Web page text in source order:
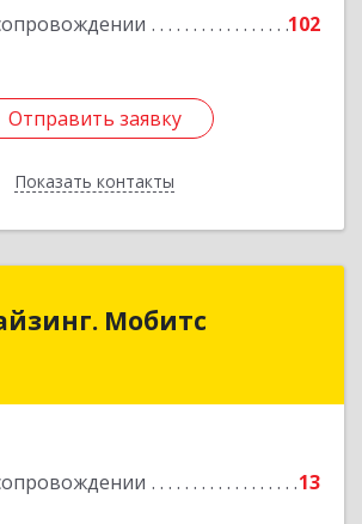
102
Отправить заявку
Показать контакты
Отправить заявку
Назад
Мобитс
13
1С:Франчайзинг. Мобитс